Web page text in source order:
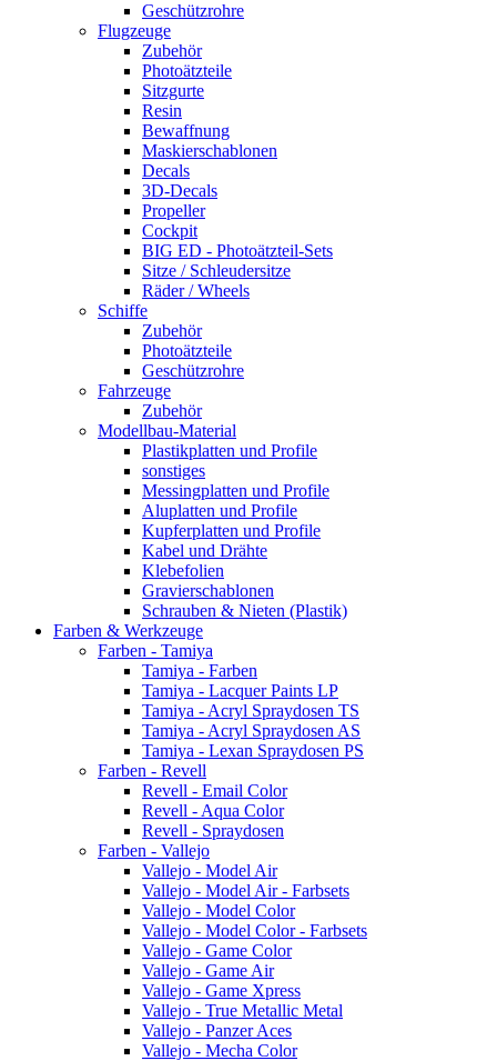
Geschützrohre
Flugzeuge
Zubehör
Photoätzteile
Sitzgurte
Resin
Bewaffnung
Maskierschablonen
Decals
3D-Decals
Propeller
Cockpit
BIG ED - Photoätzteil-Sets
Sitze / Schleudersitze
Räder / Wheels
Schiffe
Zubehör
Photoätzteile
Geschützrohre
Fahrzeuge
Zubehör
Modellbau-Material
Plastikplatten und Profile
sonstiges
Messingplatten und Profile
Aluplatten und Profile
Kupferplatten und Profile
Kabel und Drähte
Klebefolien
Gravierschablonen
Schrauben & Nieten (Plastik)
Farben & Werkzeuge
Farben - Tamiya
Tamiya - Farben
Tamiya - Lacquer Paints LP
Tamiya - Acryl Spraydosen TS
Tamiya - Acryl Spraydosen AS
Tamiya - Lexan Spraydosen PS
Farben - Revell
Revell - Email Color
Revell - Aqua Color
Revell - Spraydosen
Farben - Vallejo
Vallejo - Model Air
Vallejo - Model Air - Farbsets
Vallejo - Model Color
Vallejo - Model Color - Farbsets
Vallejo - Game Color
Vallejo - Game Air
Vallejo - Game Xpress
Vallejo - True Metallic Metal
Vallejo - Panzer Aces
Vallejo - Mecha Color